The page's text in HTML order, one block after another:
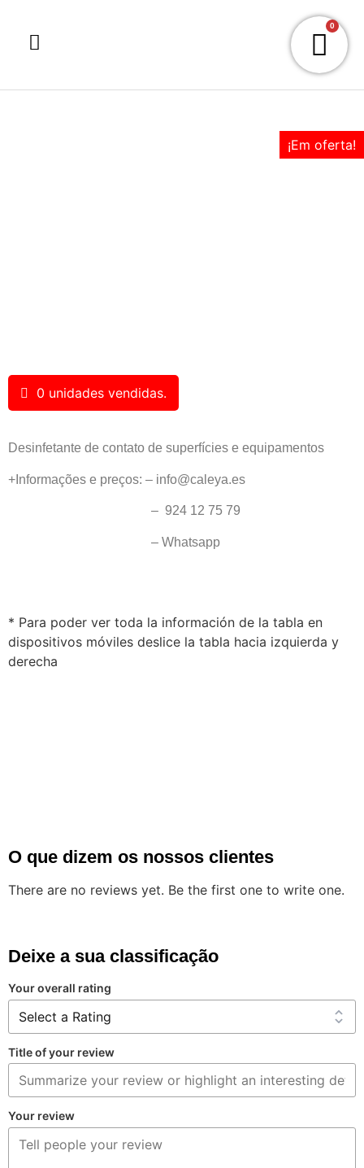
0
¡Em oferta!
0 unidades vendidas.
Desinfetante de contato de superfícies e equipamentos
+Informações e preços: – info@caleya.es
– 924 12 75 79
– Whatsapp
* Para poder ver toda la información de la tabla en
dispositivos móviles deslice la tabla hacia izquierda y
derecha
O que dizem os nossos clientes
There are no reviews yet. Be the first one to write one.
Deixe a sua classificação
Your overall rating
Title of your review
Your review